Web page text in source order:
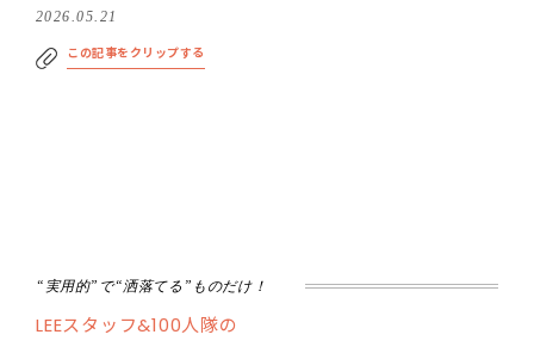
2026.05.21
この記事をクリップする
“実用的”で“洒落てる”ものだけ！
LEEスタッフ&100人隊の